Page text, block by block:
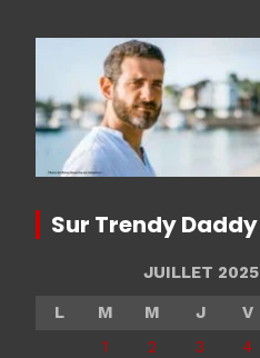
Sur Trendy Daddy
JUILLET 2025
L
M M J V
1
2 3 4